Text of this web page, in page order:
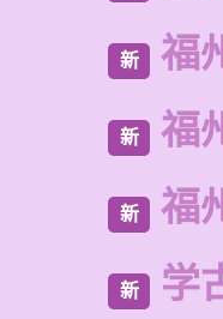
新 福
新 福
新 福
新 学